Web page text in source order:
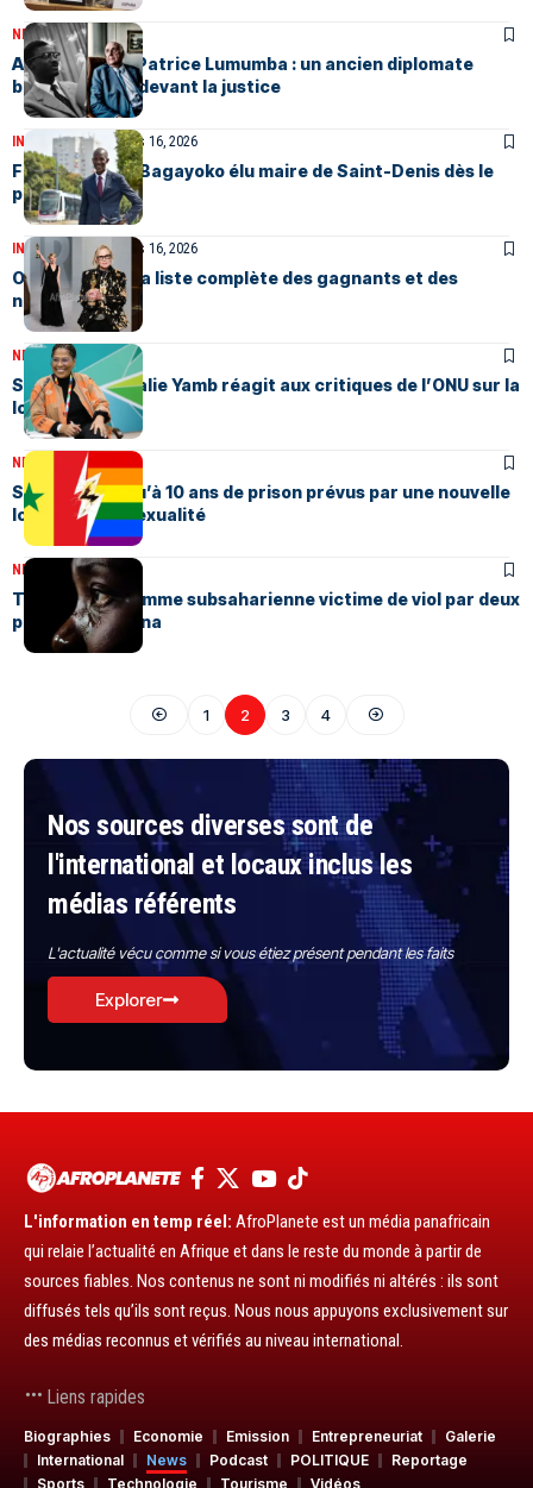
NEWSMars 18, 2026
Assassinat de Patrice Lumumba : un ancien diplomate
belge renvoyé devant la justice
INTERNATIONALMars 16, 2026
FRANCE : Bally Bagayoko élu maire de Saint-Denis dès le
premier tour
INTERNATIONAL Mars 16, 2026
OSCAR 2026: La liste complète des gagnants et des
nominés
NEWS Mars 13, 2026
Sénégal : Nathalie Yamb réagit aux critiques de l’ONU sur la
loi anti-LGBT
NEWS Mars 12, 2026
Sénégal : Jusqu’à 10 ans de prison prévus par une nouvelle
loi sur l’homosexualité
NEWS Mars 12, 2026
Tunisie : une femme subsaharienne victime de viol par deux
policiers à Ariana
1 2 3 4
Nos sources diverses sont de
l'international et locaux inclus les
médias référents
L'actualité vécu comme si vous étiez présent pendant les faits
Explorer
L'information en temp réel: AfroPlanete est un média panafricain
qui relaie l’actualité en Afrique et dans le reste du monde à partir de
sources fiables. Nos contenus ne sont ni modifiés ni altérés : ils sont
diffusés tels qu’ils sont reçus. Nous nous appuyons exclusivement sur
des médias reconnus et vérifiés au niveau international.
Liens rapides
Biographies Economie Emission Entrepreneuriat
Galerie
International
News Podcast POLITIQUE
Reportage
Sports
Technologie Tourisme Vidéos